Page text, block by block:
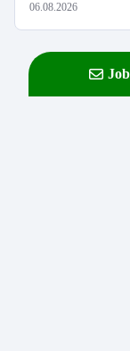
06.08.2026